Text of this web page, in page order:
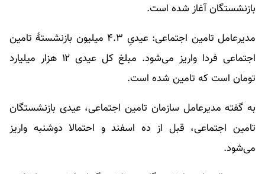
بازنشستگان آغاز شده است.
مدیرعامل تامین اجتماعی: عیدیِ ۴.۳ میلیون بازنشستۀ تامین
اجتماعی فردا واریز می‌شود. مبلغ کل عیدی ۱۲ هزار میلیارد
تومان است که تامین شده است.
به گفته مدیرعامل سازمان تامین اجتماعی، عیدی بازنشستگان
تامین اجتماعی، قبل از ده اسفند و احتمالا دوشنبه واریز
می‌شود.